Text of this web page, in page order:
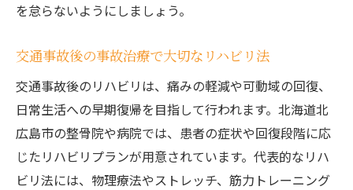
を怠らないようにしましょう。
交通事故後の事故治療で大切なリハビリ法
交通事故後のリハビリは、痛みの軽減や可動域の回復、
日常生活への早期復帰を目指して行われます。北海道北
広島市の整骨院や病院では、患者の症状や回復段階に応
じたリハビリプランが用意されています。代表的なリハ
ビリ法には、物理療法やストレッチ、筋力トレーニング